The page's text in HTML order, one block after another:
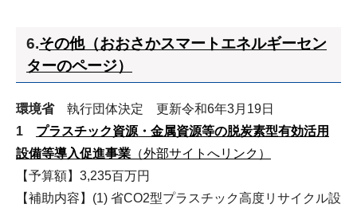
6.その他（おおさかスマートエネルギーセン
ターのページ）
環境省執行団体決定 更新令和6年3月19日
1 プラスチック資源・金属資源等の脱炭素型有効活用
設備等導入促進事業 （外部サイトへリンク）
【予算額】3,235百万円
【補助内容】(1) 省CO2型プラスチック高度リサイクル設